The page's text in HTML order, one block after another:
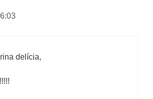
delícia,